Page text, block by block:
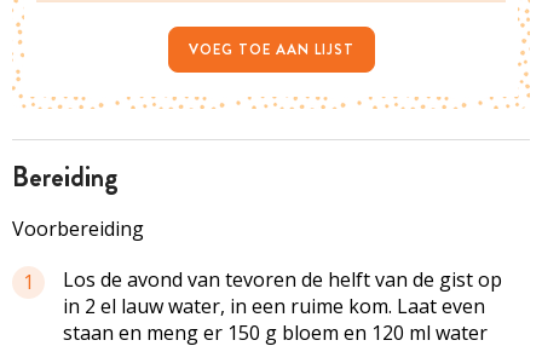
bereiding
Voorbereiding
1
Los de avond van tevoren de helft van de gist op
in 2 el lauw water, in een ruime kom. Laat even
staan en meng er 150 g bloem en 120 ml water
VOEG TOE AAN LIJST